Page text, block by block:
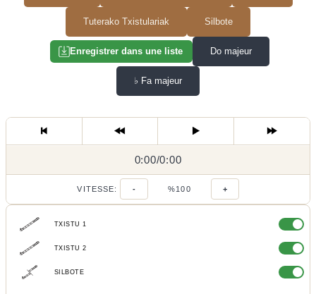
Tuterako Txistulariak Silbote
Enregistrer dans une liste Do majeur
♭ Fa majeur
0:00/
0:00/0:00
VITESSE: - %100 +
TXISTU 1
TXISTU 2
SILBOTE